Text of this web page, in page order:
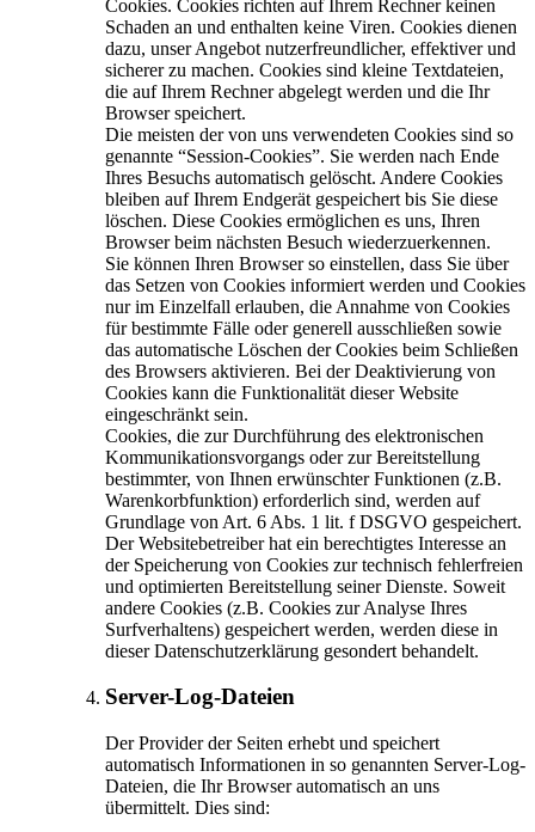
Cookies. Cookies richten auf Ihrem Rechner keinen
Schaden an und enthalten keine Viren. Cookies dienen
dazu, unser Angebot nutzerfreundlicher, effektiver und
sicherer zu machen. Cookies sind kleine Textdateien,
die auf Ihrem Rechner abgelegt werden und die Ihr
Browser speichert.
Die meisten der von uns verwendeten Cookies sind so
genannte “Session-Cookies”. Sie werden nach Ende
Ihres Besuchs automatisch gelöscht. Andere Cookies
bleiben auf Ihrem Endgerät gespeichert bis Sie diese
löschen. Diese Cookies ermöglichen es uns, Ihren
Browser beim nächsten Besuch wiederzuerkennen.
Sie können Ihren Browser so einstellen, dass Sie über
das Setzen von Cookies informiert werden und Cookies
nur im Einzelfall erlauben, die Annahme von Cookies
für bestimmte Fälle oder generell ausschließen sowie
das automatische Löschen der Cookies beim Schließen
des Browsers aktivieren. Bei der Deaktivierung von
Cookies kann die Funktionalität dieser Website
eingeschränkt sein.
Cookies, die zur Durchführung des elektronischen
Kommunikationsvorgangs oder zur Bereitstellung
bestimmter, von Ihnen erwünschter Funktionen (z.B.
Warenkorbfunktion) erforderlich sind, werden auf
Grundlage von Art. 6 Abs. 1 lit. f DSGVO gespeichert.
Der Websitebetreiber hat ein berechtigtes Interesse an
der Speicherung von Cookies zur technisch fehlerfreien
und optimierten Bereitstellung seiner Dienste. Soweit
andere Cookies (z.B. Cookies zur Analyse Ihres
Surfverhaltens) gespeichert werden, werden diese in
dieser Datenschutzerklärung gesondert behandelt.
Server-Log-Dateien
Der Provider der Seiten erhebt und speichert
automatisch Informationen in so genannten Server-Log-
Dateien, die Ihr Browser automatisch an uns
übermittelt. Dies sind: